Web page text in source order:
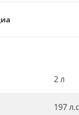
2 л
197